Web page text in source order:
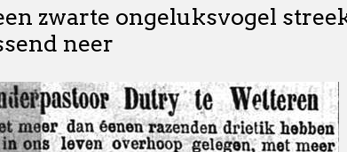
zwarte ongeluksvogel
neer